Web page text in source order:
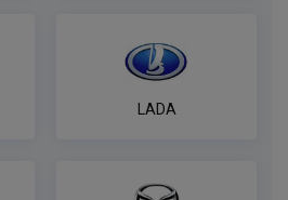
без реле WESTFALIA 13-
LADA